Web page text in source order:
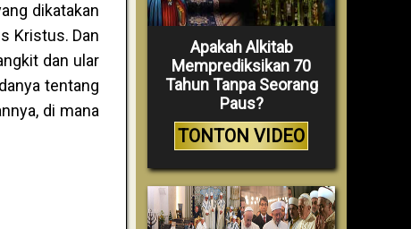
dikatakan
Kristus. Dan
dan ular
tentang
di mana
Apakah Alkitab
Memprediksikan 70
Tahun Tanpa Seorang
Paus?
TONTON VIDEO